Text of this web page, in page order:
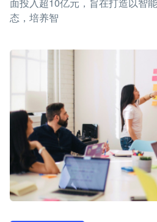
面投入超10亿元，旨在打造以智
态，培养智